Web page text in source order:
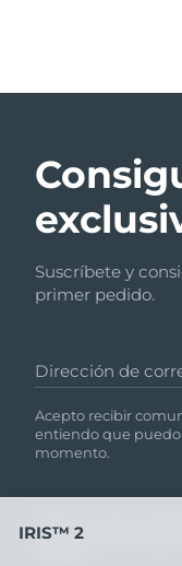
Suscríbete y
primer pedido.
Dirección de
Acepto recibir
entiendo que
momento.
Este sitio está
Política de privacidad
IRIS™ 2